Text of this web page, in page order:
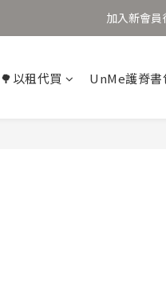
加入新會員
加入新會員
🌳以租代買 UnMe護脊書